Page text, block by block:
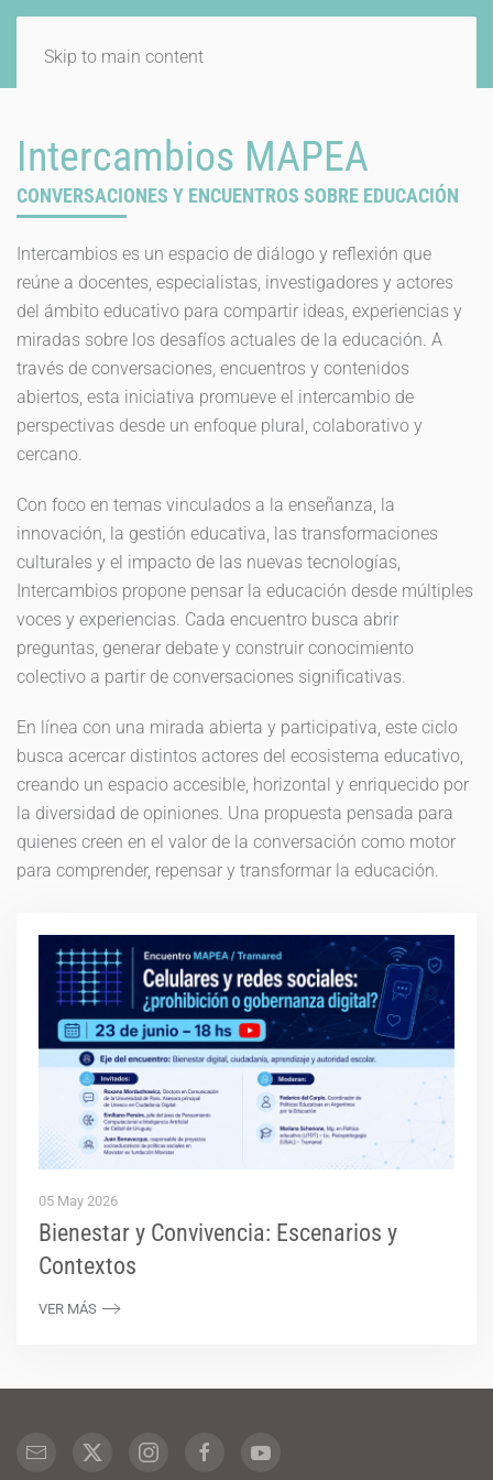
Skip to main content
Intercambios MAPEA
CONVERSACIONES Y ENCUENTROS SOBRE EDUCACIÓN
Intercambios es un espacio de diálogo y reflexión que
reúne a docentes, especialistas, investigadores y actores
del ámbito educativo para compartir ideas, experiencias y
miradas sobre los desafíos actuales de la educación. A
través de conversaciones, encuentros y contenidos
abiertos, esta iniciativa promueve el intercambio de
perspectivas desde un enfoque plural, colaborativo y
cercano.
Con foco en temas vinculados a la enseñanza, la
innovación, la gestión educativa, las transformaciones
culturales y el impacto de las nuevas tecnologías,
Intercambios propone pensar la educación desde múltiples
voces y experiencias. Cada encuentro busca abrir
preguntas, generar debate y construir conocimiento
colectivo a partir de conversaciones significativas.
En línea con una mirada abierta y participativa, este ciclo
busca acercar distintos actores del ecosistema educativo,
creando un espacio accesible, horizontal y enriquecido por
la diversidad de opiniones. Una propuesta pensada para
quienes creen en el valor de la conversación como motor
para comprender, repensar y transformar la educación.
05 May 2026
Bienestar y Convivencia: Escenarios y
Contextos
VER MÁS